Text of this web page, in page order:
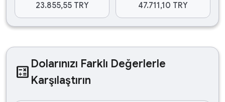
23.855,55 TRY
47.711,10 TRY
calculate Dolarınızı Farklı Değerlerle
Karşılaştırın